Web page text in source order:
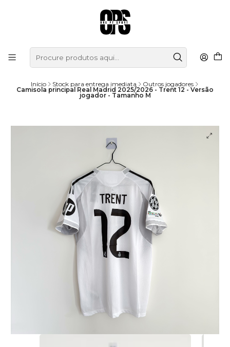
Início Stock para entrega imediata Outros jogadores
Camisola principal Real Madrid 2025/2026 - Trent 12 - Versão
jogador - Tamanho M